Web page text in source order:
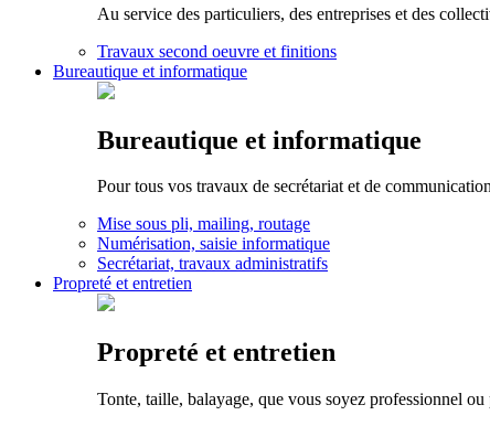
Au service des particuliers, des entreprises et des
Travaux second oeuvre et finitions
Bureautique et informatique
Bureautique et informatique
Pour tous vos travaux de secrétariat et de
Mise sous pli, mailing, routage
Numérisation, saisie informatique
Secrétariat, travaux administratifs
Propreté et entretien
Propreté et entretien
Tonte, taille, balayage, que vous soyez professionnel ou